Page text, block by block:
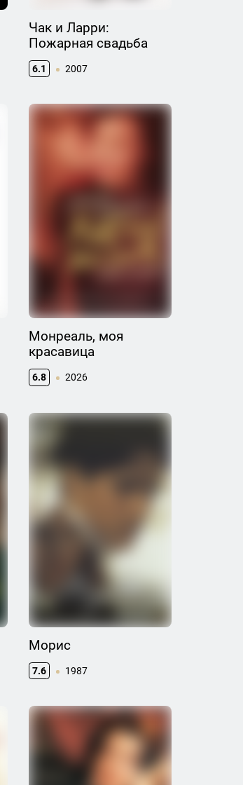
Чак и Ларри:
Пожарная свадьба
6.1 2007
Монреаль, моя
красавица
6.8 2026
Морис
7.6 1987